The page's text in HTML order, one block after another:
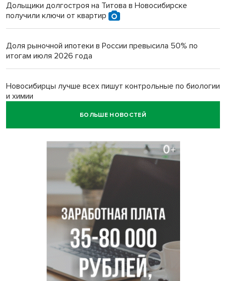
Дольщики долгостроя на Титова в Новосибирске
получили ключи от квартир
Доля рыночной ипотеки в России превысила 50% по
итогам июля 2026 года
Новосибирцы лучше всех пишут контрольные по биологии
и химии
БОЛЬШЕ НОВОСТЕЙ